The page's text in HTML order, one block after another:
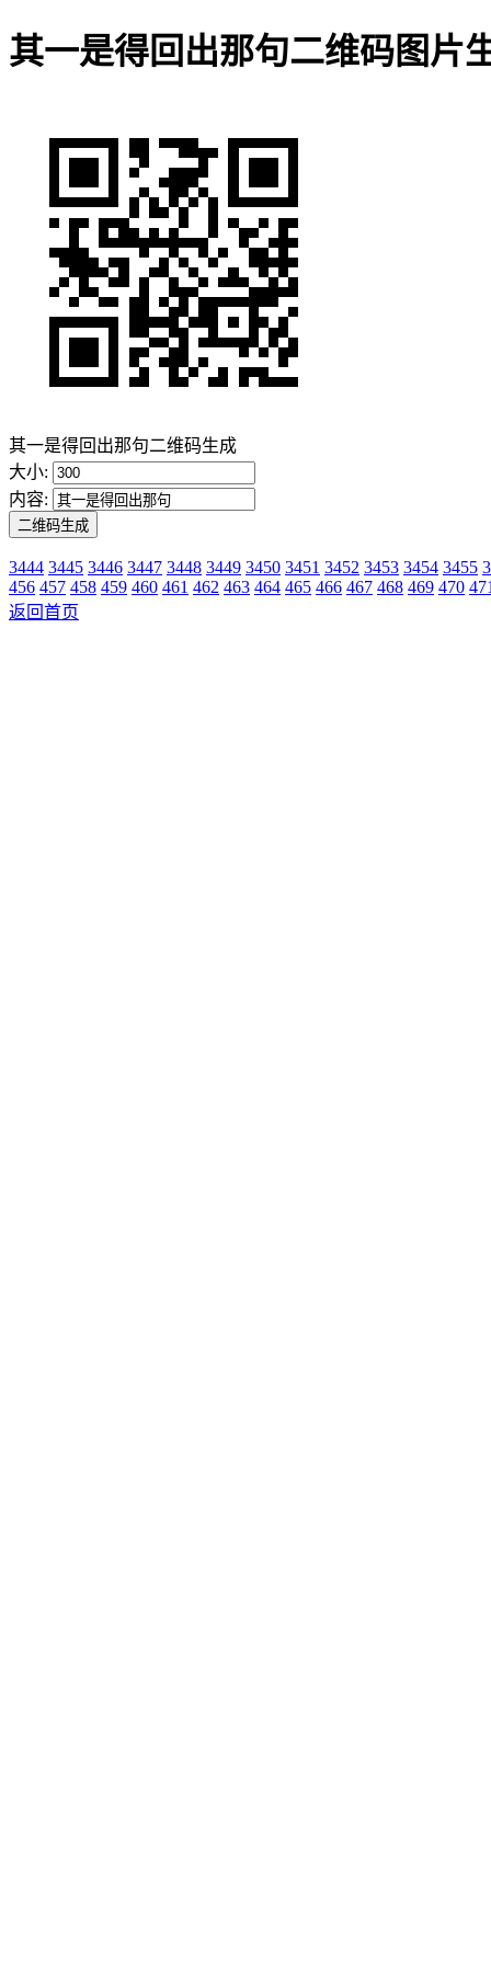
其一是得回出那句二维码图片
其一是得回出那句二维码生成
大小:
内容:
3444 3445 3446 3447 3448 3449 3450 3451 3452 3453 3454 3455
456 457 458 459 460 461 462 463 464 465 466 467 468 469 470
返回首页